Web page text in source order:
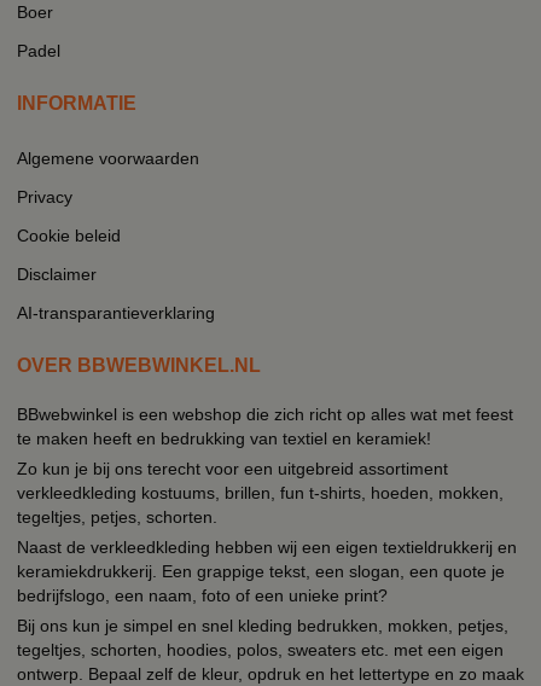
Boer
Padel
INFORMATIE
Algemene voorwaarden
Privacy
Cookie beleid
Disclaimer
AI-transparantieverklaring
OVER BBWEBWINKEL.NL
BBwebwinkel is een webshop die zich richt op alles wat met feest
te maken heeft en bedrukking van textiel en keramiek!
Zo kun je bij ons terecht voor een uitgebreid assortiment
verkleedkleding kostuums, brillen, fun t-shirts, hoeden, mokken,
tegeltjes, petjes, schorten.
Naast de verkleedkleding hebben wij een eigen textieldrukkerij en
keramiekdrukkerij. Een grappige tekst, een slogan, een quote je
bedrijfslogo, een naam, foto of een unieke print?
Bij ons kun je simpel en snel kleding bedrukken, mokken, petjes,
tegeltjes, schorten, hoodies, polos, sweaters etc. met een eigen
ontwerp. Bepaal zelf de kleur, opdruk en het lettertype en zo maak